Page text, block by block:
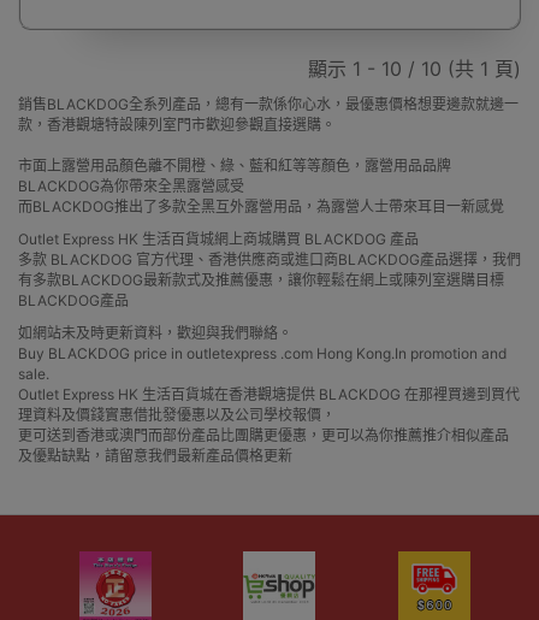
顯示 1 - 10 / 10 (共 1 頁)
銷售BLACKDOG全系列產品，總有一款係你心水，最優惠價格想要邊款就邊一
款，香港觀塘特設陳列室門市歡迎參觀直接選購。
市面上露營用品顏色離不開橙、綠、藍和紅等等顏色，露營用品品牌
BLACKDOG為你帶來全黑露營感受
而BLACKDOG推出了多款全黑互外露營用品，為露營人士帶來耳目一新感覺
Outlet Express HK 生活百貨城網上商城購買 BLACKDOG 產品
多款 BLACKDOG 官方代理、香港供應商或進口商BLACKDOG產品選擇，我們
有多款BLACKDOG最新款式及推薦優惠，讓你輕鬆在網上或陳列室選購目標
BLACKDOG產品
如網站未及時更新資料，歡迎與我們聯絡。
Buy BLACKDOG price in outletexpress .com Hong Kong.In promotion and
sale.
Outlet Express HK 生活百貨城在香港觀塘提供 BLACKDOG 在那裡買邊到買代
理資料及價錢實惠借批發優惠以及公司學校報價，
更可送到香港或澳門而部份產品比團購更優惠，更可以為你推薦推介相似產品
及優點缺點，請留意我們最新產品價格更新